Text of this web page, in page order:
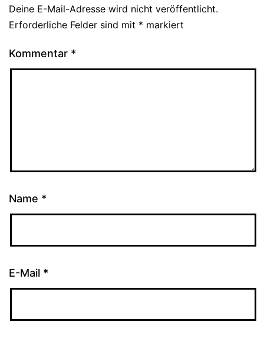
Deine E-Mail-Adresse wird nicht veröffentlicht.
Erforderliche Felder sind mit * markiert
Kommentar *
Name *
E-Mail *